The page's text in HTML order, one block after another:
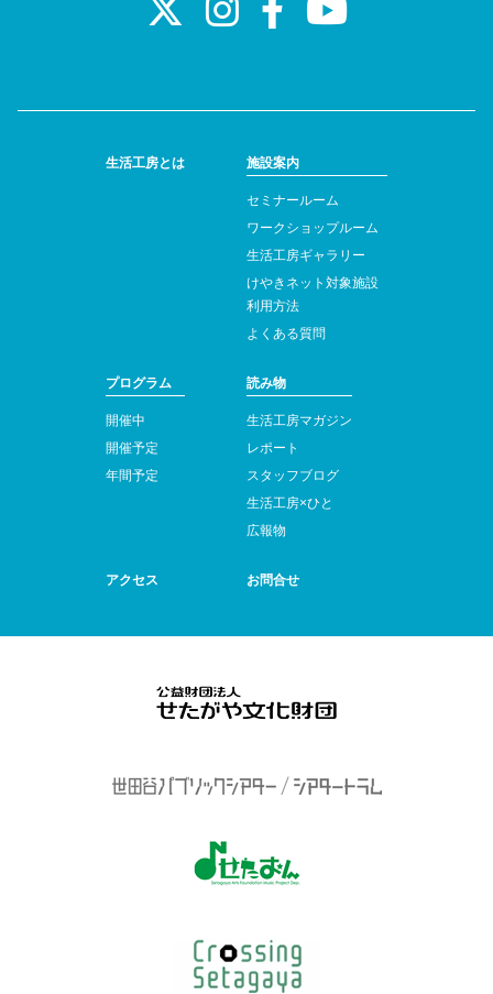
生活工房とは 施設案内
セミナールーム
ワークショップルーム
生活工房ギャラリー
けやきネット対象施設
利用方法
よくある質問
プログラム
開催中
開催予定
年間予定
読み物
生活工房マガジン
レポート
スタッフブログ
生活工房×ひと
広報物
アクセス お問合せ